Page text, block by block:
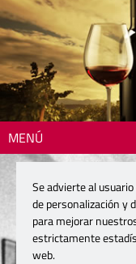
MENÚ
Se advierte al
de personalización y
para mejorar
estrictamente
web.